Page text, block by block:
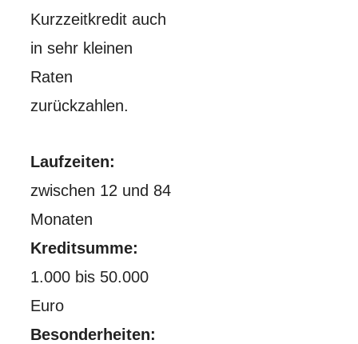
Kurzzeitkredit auch
in sehr kleinen
Raten
zurückzahlen.
Laufzeiten:
zwischen 12 und 84
Monaten
Kreditsumme:
1.000 bis 50.000
Euro
Besonderheiten: